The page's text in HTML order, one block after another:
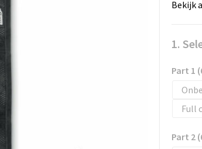
Bekijk
1.
Part 1
Full
Part 2